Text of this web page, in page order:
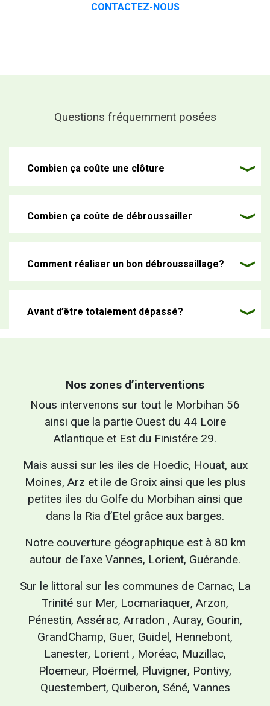
CONTACTEZ-NOUS
Questions fréquemment posées
Combien ça coûte une clôture
Combien ça coûte de débroussailler
Comment réaliser un bon débroussaillage?
Avant d’être totalement dépassé?
Nos zones d’interventions
Nous intervenons sur tout le Morbihan 56
ainsi que la partie Ouest du 44 Loire
Atlantique et Est du Finistére 29.
Mais aussi sur les iles de Hoedic, Houat, aux
Moines, Arz et ile de Groix ainsi que les plus
petites iles du Golfe du Morbihan ainsi que
dans la Ria d’Etel grâce aux barges.
Notre couverture géographique est à 80 km
autour de l’axe Vannes, Lorient, Guérande.
Sur le littoral sur les communes de Carnac, La
Trinité sur Mer, Locmariaquer, Arzon,
Pénestin, Assérac, Arradon , Auray, Gourin,
GrandChamp, Guer, Guidel, Hennebont,
Lanester, Lorient , Moréac, Muzillac,
Ploemeur, Ploërmel, Pluvigner, Pontivy,
Questembert, Quiberon, Séné, Vannes